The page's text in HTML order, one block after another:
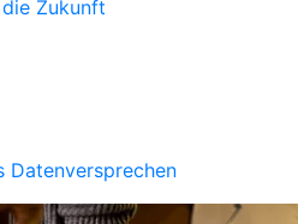
Zukunft
Datenversprechen